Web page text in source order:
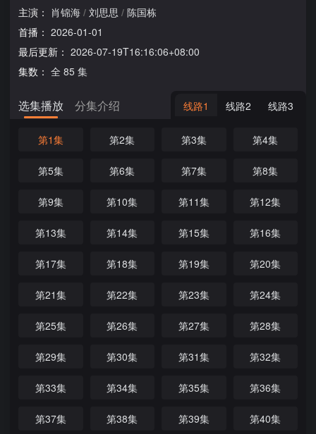
主演： 肖锦海 / 刘思思 / 陈国栋
首播： 2026-01-01
最后更新： 2026-07-19T16:16:06+08:00
集数： 全 85 集
选集播放 分集介绍 线路1 线路2 线路3
第1集 第2集 第3集 第4集
第5集 第6集 第7集 第8集
第9集 第10集 第11集 第12集
第13集 第14集 第15集 第16集
第17集 第18集 第19集 第20集
第21集 第22集 第23集 第24集
第25集 第26集 第27集 第28集
第29集 第30集 第31集 第32集
第33集 第34集 第35集 第36集
第37集 第38集 第39集 第40集